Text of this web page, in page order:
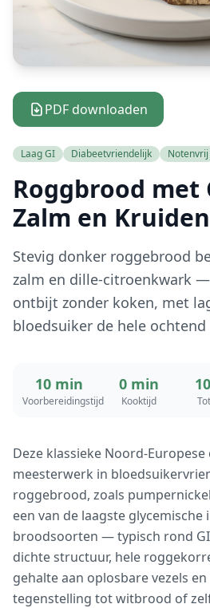
PDF downloaden
Laag GI Diabeetvriendelijk Notenvrij
Roggbrood met
Zalm en
Stevig donker roggebrood
zalm en dille-citroenkwark
ontbijt zonder koken, met
bloedsuiker de hele
10 min
Voorbereidingstijd
0 min
Kooktijd
Deze klassieke Noord-
meesterwerk in
roggebrood, zoals
een van de laagste glycemische
broodsoorten — typisch rond
dichte structuur, hele
gehalte aan oplosbare vezels
tegenstelling tot witbrood of